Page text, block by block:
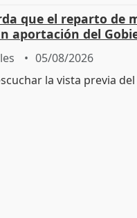
que el reparto de
aportación del
05/08/2026